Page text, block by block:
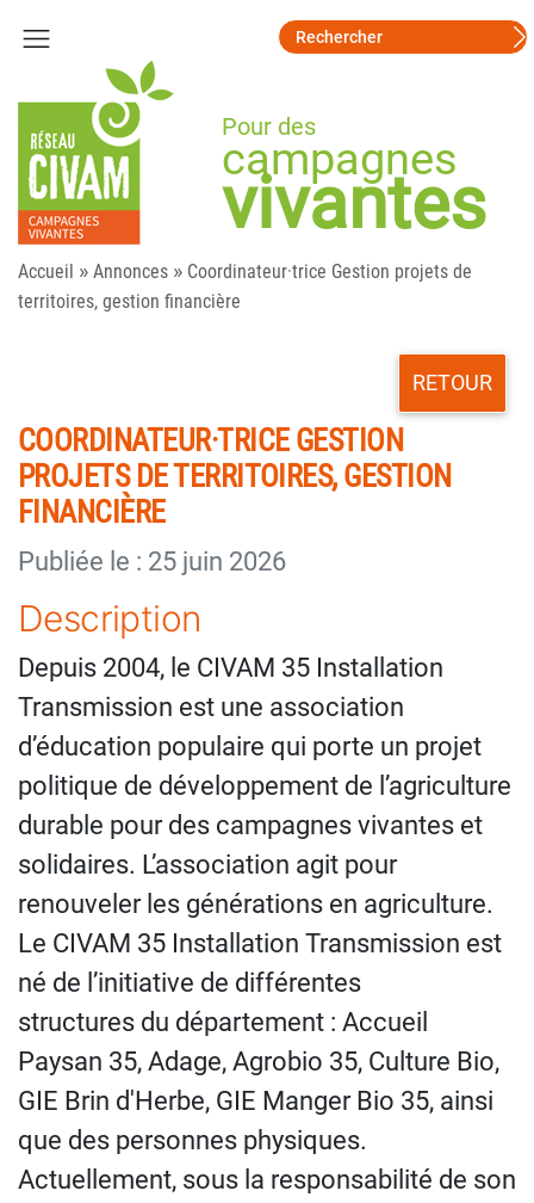
Pour des
campagnes
vivantes
Accueil » Annonces » Coordinateur·trice Gestion projets de
territoires, gestion financière
RETOUR
COORDINATEUR·TRICE GESTION
PROJETS DE TERRITOIRES, GESTION
FINANCIÈRE
Publiée le : 25 juin 2026
Description
Depuis 2004, le CIVAM 35 Installation
Transmission est une association
d’éducation populaire qui porte un projet
politique de développement de l’agriculture
durable pour des campagnes vivantes et
solidaires. L’association agit pour
renouveler les générations en agriculture.
Le CIVAM 35 Installation Transmission est
né de l’initiative de différentes
structures du département : Accueil
Paysan 35, Adage, Agrobio 35, Culture Bio,
GIE Brin d'Herbe, GIE Manger Bio 35, ainsi
que des personnes physiques.
Actuellement, sous la responsabilité de son